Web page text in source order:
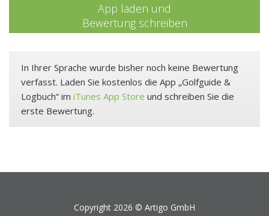
App laden und
Bewertung schreiben
In Ihrer Sprache wurde bisher noch keine Bewertung
verfasst. Laden Sie kostenlos die App „Golfguide &
Logbuch“ im iTunes App Store und schreiben Sie die
erste Bewertung.
Copyright 2026 © Artigo GmbH